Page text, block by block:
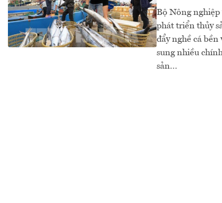
Bộ Nông
phát triển thủy
đẩy nghề cá
sung nhiều
sản...